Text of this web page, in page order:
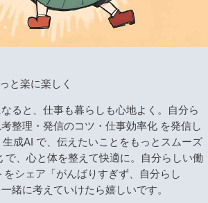
と楽に楽しく
ると、仕事も暮らしも心地よく。自分ら
整理・発信のコツ・仕事効率化 を発信し
成AI で、伝えたいことをもっとスムーズ
で、心と体を整えて快適に。自分らしい働
をシェア「がんばりすぎず、自分らし
緒に考えていけたら嬉しいです。